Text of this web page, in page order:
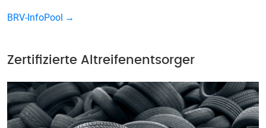
BRV-InfoPool
Zertifizierte Altreifenentsorger